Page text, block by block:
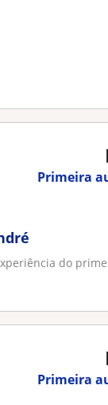
Primeira
do
Primeira